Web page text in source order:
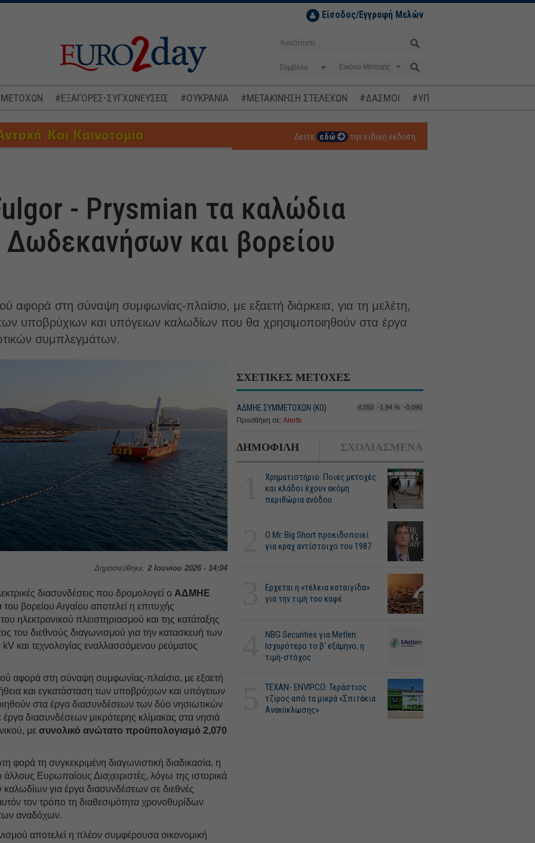
Είσοδος/Εγγραφή Μελών
Σύμβολο
ΜΕΤΟΧΩΝ #ΕΞΑΓΟΡΕΣ-ΣΥΓΧΩΝΕΥΣΕΙΣ #ΟΥΚΡΑΝΙΑ #ΜΕΤΑΚΙΝΗΣΗ ΣΤΕΛΕΧΩΝ #ΔΑΣΜΟΙ #ΥΠΟΚΛΟΠΕΣ
Δείτε εδώ την ειδική έκδοση
- Prysmian τα καλώδια
Δωδεκανήσων και βορείου
αφορά στη σύναψη συμφωνίας-πλαίσιο, με εξαετή διάρκεια, για τη μελέτη,
υποβρύχιων και υπόγειων καλωδίων που θα χρησιμοποιηθούν στα έργα
συμπλεγμάτων.
Δημοσιεύθηκε: 2 Ιουνίου 2026 - 14:04
διασυνδέσεις που δρομολογεί ο ΑΔΜΗΕ
βορείου Αιγαίου αποτελεί η επιτυχής
ηλεκτρονικού πλειστηριασμού και της κατάταξης
του διεθνούς διαγωνισμού για την κατασκευή των
και τεχνολογίας εναλλασσόμενου ρεύματος
αφορά στη σύναψη συμφωνίας-πλαίσιο, με εξαετή
και εγκατάσταση των υποβρύχιων και υπόγειων
στα έργα διασυνδέσεων των δύο νησιωτικών
διασυνδέσεων μικρότερης κλίμακας στα νησιά
μεσυνολικό ανώτατο προϋπολογισμό 2,070
τη συγκεκριμένη διαγωνιστική διαδικασία, η
άλλους Ευρωπαίους Διαχειριστές, λόγω της ιστορικά
για έργα διασυνδέσεων σε διεθνές
τον τρόπο τη διαθεσιμότητα χρονοθυρίδων
αναδόχων.
αποτελεί η πλέον συμφέρουσα οικονομική
ΣΧΕΤΙΚΕΣ ΜΕΤΟΧΕΣ
ΑΔΜΗΕ ΣΥΜΜΕΤΟΧΩΝ (KO) 4,550 -1,94 % -0,090
Προσθήκη σε: Alerts
ΔΗΜΟΦΙΛΗ ΣΧΟΛΙΑΣΜΕΝΑ
Χρηματιστήριο: Ποιες μετοχές
και κλάδοι έχουν ακόμη
περιθώρια ανόδου
O Mr. Big Short προειδοποιεί
για κραχ αντίστοιχο του 1987
Ερχεται η «τέλεια καταιγίδα»
για την τιμή του καφέ
NBG Securities για Metlen:
Ισχυρότερο το β' εξάμηνο, η
τιμή-στόχος
ΤΕΧΑΝ- ENVIPCO: Τεράστιος
τζίρος από τα μικρά «Σπιτάκια
Ανακύκλωσης»